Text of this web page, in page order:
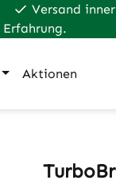
Versand
Erfahrung.
Aktionen